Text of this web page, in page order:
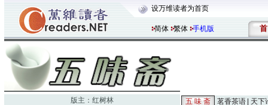
设万维读者为首页
简体 繁体 手机版 首
版主： 红树林 五 味 斋 茗香茶语
天下